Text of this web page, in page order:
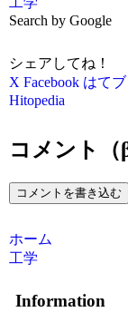
Search by Google
シェアしてね！
X Facebook はてブ
Hitopedia
コメント（
コメントを書き込む
ホーム
工学
Information